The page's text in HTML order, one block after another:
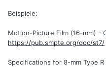
Beispiele:
Motion-Picture Film (16-mm) -
https://pub.smpte.org/doc/st7/
Specifications for 8-mm Type